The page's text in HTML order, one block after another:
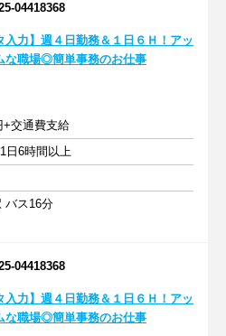
04418368
入力】週４日勤務＆１日６Ｈ！アッ
な職場◎簡単事務のお仕事
+交通費支給
日6時間以上
バス16分
04418368
入力】週４日勤務＆１日６Ｈ！アッ
な職場◎簡単事務のお仕事